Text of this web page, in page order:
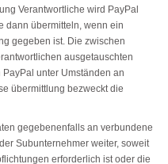
Verantwortliche wird PayPal
dann übermitteln, wenn ein
gegeben ist. Die zwischen
ausgetauschten
unter Umständen an
übermittlung bezweckt die
gegebenenfalls an verbundene
Subunternehmer weiter, soweit
erforderlich ist oder die